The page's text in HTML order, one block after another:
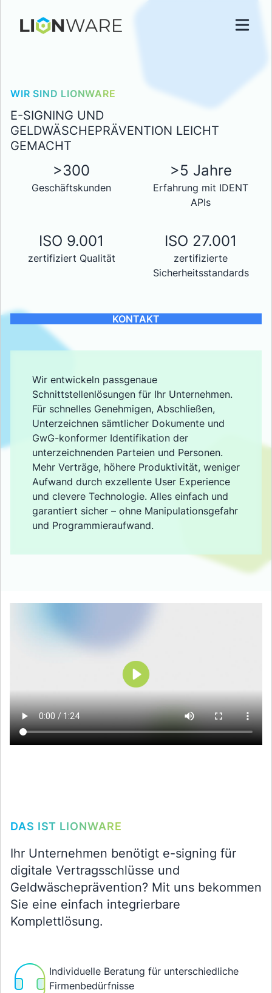
WIR SIND LIONWARE
E-SIGNING UND
GELDWÄSCHEPRÄVENTION LEICHT
GEMACHT
>300
Geschäftskunden
>5 Jahre
Erfahrung mit IDENT
APIs
ISO 9.001
zertifiziert Qualität
ISO 27.001
zertifizierte
Sicherheitsstandards
KONTAKT
Wir entwickeln passgenaue
Schnittstellenlösungen für Ihr Unternehmen.
Für schnelles Genehmigen, Abschließen,
Unterzeichnen sämtlicher Dokumente und
GwG-konformer Identifikation der
unterzeichnenden Parteien und Personen.
Mehr Verträge, höhere Produktivität, weniger
Aufwand durch exzellente User Experience
und clevere Technologie. Alles einfach und
garantiert sicher – ohne Manipulationsgefahr
und Programmieraufwand.
DAS IST LIONWARE
Ihr Unternehmen benötigt e-signing für
digitale Vertragsschlüsse und
Geldwäscheprävention? Mit uns bekommen
Sie eine einfach integrierbare
Komplettlösung.
Individuelle Beratung für unterschiedliche
Firmenbedürfnisse